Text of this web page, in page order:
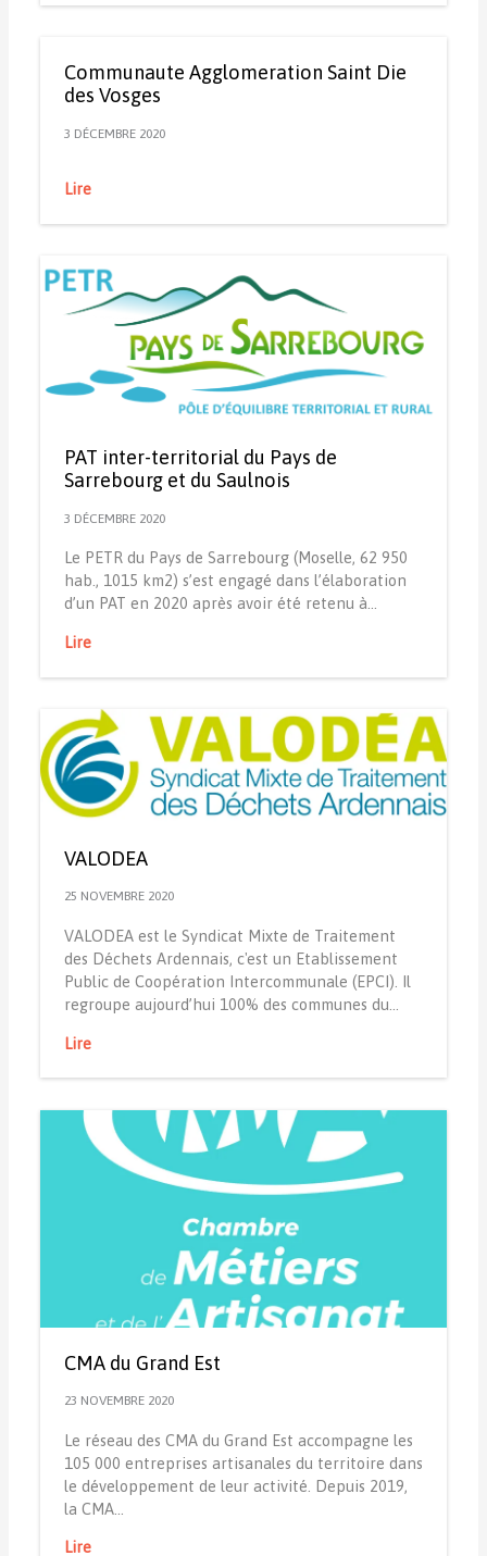
Communaute Agglomeration Saint Die
des Vosges
3 DÉCEMBRE 2020
Lire
PAT inter-territorial du Pays de
Sarrebourg et du Saulnois
3 DÉCEMBRE 2020
Le PETR du Pays de Sarrebourg (Moselle, 62 950
hab., 1015 km2) s’est engagé dans l’élaboration
d’un PAT en 2020 après avoir été retenu à…
Lire
VALODEA
25 NOVEMBRE 2020
VALODEA est le Syndicat Mixte de Traitement
des Déchets Ardennais, c'est un Etablissement
Public de Coopération Intercommunale (EPCI). Il
regroupe aujourd’hui 100% des communes du…
Lire
CMA du Grand Est
23 NOVEMBRE 2020
Le réseau des CMA du Grand Est accompagne les
105 000 entreprises artisanales du territoire dans
le développement de leur activité. Depuis 2019,
la CMA…
Lire